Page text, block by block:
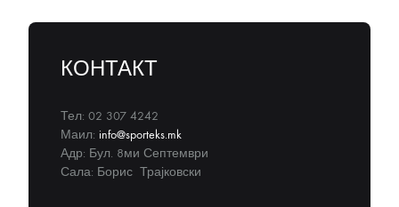
КОНТАКТ
Тел: 02 307 4242
Маил: info@sporteks.mk
Адр: Бул. 8ми Септември
Сала: Борис Трајковски